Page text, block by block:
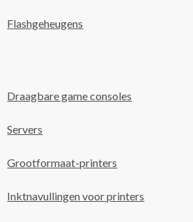
Flashgeheugens
Draagbare game consoles
Servers
Grootformaat-printers
Inktnavullingen voor printers